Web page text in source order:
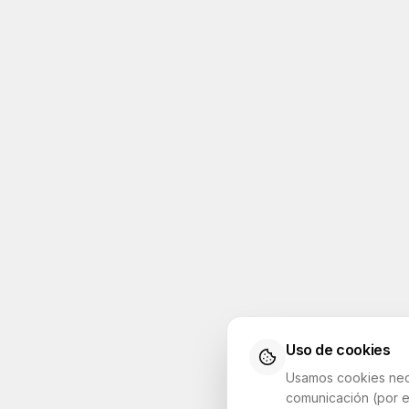
Uso de cookies
Usamos cookies
comunicación (por